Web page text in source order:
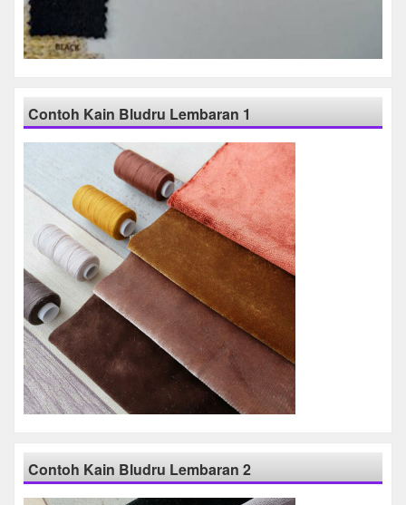
Contoh Kain Bludru Lembaran 1
Contoh Kain Bludru Lembaran 2